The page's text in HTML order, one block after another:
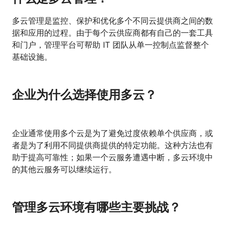
多云管理是监控、保护和优化多个不同云提供商之间的数
据和应用的过程。由于每个云供应商都有自己的一套工具
和门户，管理平台可帮助 IT 团队从单一控制点监督整个
基础设施。
企业为什么选择使用多云？
企业通常使用多个云是为了避免过度依赖单个供应商，或
者是为了利用不同提供商提供的特定功能。这种方法也有
助于提高可靠性；如果一个云服务遭遇中断，多云环境中
的其他云服务可以继续运行。
管理多云环境有哪些主要挑战？